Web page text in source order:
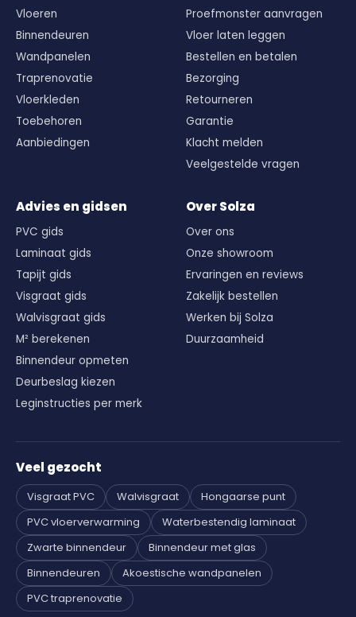
Vloeren
Binnendeuren
Wandpanelen
Traprenovatie
Vloerkleden
Toebehoren
Aanbiedingen
Proefmonster aanvragen
Vloer laten leggen
Bestellen en betalen
Bezorging
Retourneren
Garantie
Klacht melden
Veelgestelde vragen
Advies en gidsen
PVC gids
Laminaat gids
Tapijt gids
Visgraat gids
Walvisgraat gids
M² berekenen
Binnendeur opmeten
Deurbeslag kiezen
Leginstructies per merk
Over Solza
Over ons
Onze showroom
Ervaringen en reviews
Zakelijk bestellen
Werken bij Solza
Duurzaamheid
Veel gezocht
Visgraat PVC Walvisgraat
Hongaarse punt
PVC vloerverwarming
Waterbestendig laminaat
Zwarte binnendeur
Binnendeur met glas
Binnendeuren
Akoestische wandpanelen
PVC traprenovatie